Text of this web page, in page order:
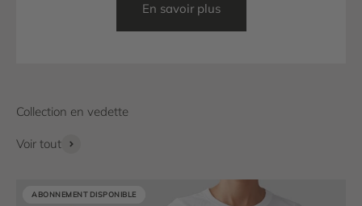
En savoir plus
Voir tout
ABONNEMENT DISPONIBLE
ABONNEMENT DISPONIBLE